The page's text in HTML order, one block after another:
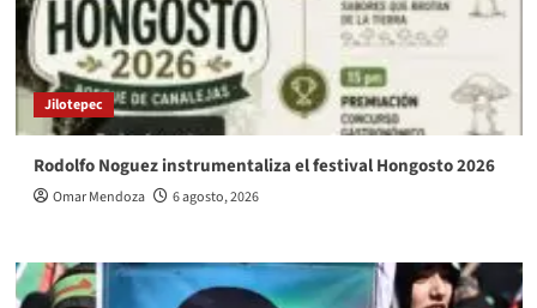
Jilotepec
Rodolfo Noguez instrumentaliza el festival Hongosto 2026
Omar Mendoza 6 agosto, 2026